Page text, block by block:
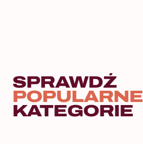
SPRAWDŹ
POPULARNE
KATEGORIE